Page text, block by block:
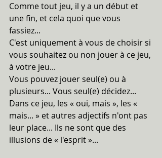
Comme tout jeu, il y a un début et
une fin, et cela quoi que vous
fassiez...
C'est uniquement à vous de choisir si
vous souhaitez ou non jouer à ce jeu,
à votre jeu...
Vous pouvez jouer seul(e) ou à
plusieurs... Vous seul(e) décidez...
Dans ce jeu, les « oui, mais », les «
mais... » et autres adjectifs n'ont pas
leur place... Ils ne sont que des
illusions de « l'esprit »...